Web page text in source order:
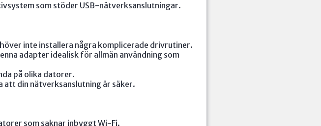
som stöder USB-nätverksanslutningar.
inte installera några komplicerade drivrutiner.
adapter idealisk för allmän användning som
på olika datorer.
din nätverksanslutning är säker.
som saknar inbyggt Wi-Fi.